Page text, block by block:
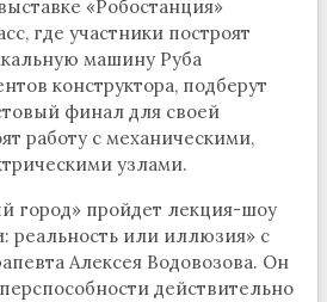
«Робостанция»
где участники построят
машину Руба
конструктора, подберут
финал для своей
работу с механическими,
узлами.
город» пройдет лекция-шоу
реальность или иллюзия» с
Алексея Водовозова. Он
действительно